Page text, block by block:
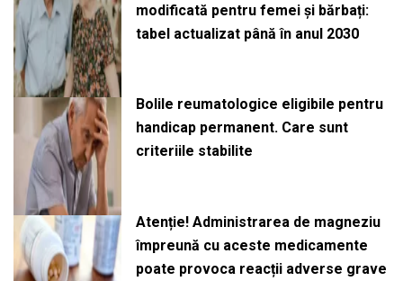
modificată pentru femei și bărbați:
tabel actualizat până în anul 2030
Bolile reumatologice eligibile pentru
handicap permanent. Care sunt
criteriile stabilite
Atenție! Administrarea de magneziu
împreună cu aceste medicamente
poate provoca reacții adverse grave